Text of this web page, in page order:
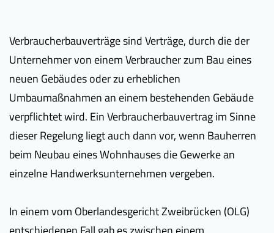
Verbraucherbauverträge sind Verträge, durch die der
Unternehmer von einem Verbraucher zum Bau eines
neuen Gebäudes oder zu erheblichen
Umbaumaßnahmen an einem bestehenden Gebäude
verpflichtet wird. Ein Verbraucherbauvertrag im Sinne
dieser Regelung liegt auch dann vor, wenn Bauherren
beim Neubau eines Wohnhauses die Gewerke an
einzelne Handwerksunternehmen vergeben.
In einem vom Oberlandesgericht Zweibrücken (OLG)